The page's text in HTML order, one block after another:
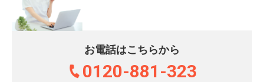
お電話はこちらから
0120-881-323